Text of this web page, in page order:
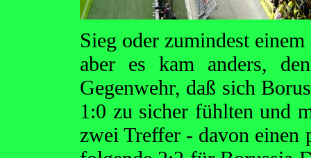
Sieg oder zumindest
aber es kam anders,
Gegenwehr, daß sich
1:0 zu sicher fühlten und
zwei Treffer - davon einen